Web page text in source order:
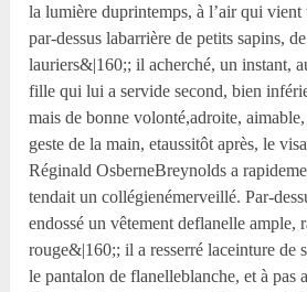
la lumière duprintemps, à l’air qui vient
par-dessus labarrière de petits sapins,
lauriers&|160;; il acherché, un instant,
fille qui lui a servide second, bien
mais de bonne volonté,adroite,
geste de la main, etaussitôt après, le
Réginald OsberneBreynolds a
tendait un collégienémerveillé. Par-
endossé un vêtement deflanelle ample,
rouge&|160;; il a resserré laceinture de
le pantalon de flanelleblanche, et à pas